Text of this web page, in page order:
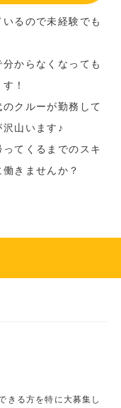
るので未経験でも
からなくなっても
！
クルーが勤務して
山います♪
てくるまでのスキ
きませんか？
きる方を特に大募集し